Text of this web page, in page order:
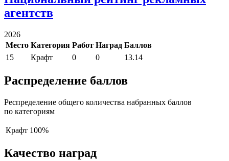
агентств
2026
Место Категория Работ Наград Баллов
15
Крафт 0 0 13.14
Распределение баллов
Респределение общего количества набранных баллов
по категориям
Крафт 100%
Качество наград